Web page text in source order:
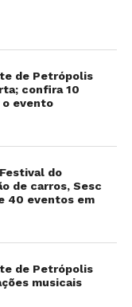
de Petrópolis
confira 10
o evento
do
de carros, Sesc
40 eventos em
de Petrópolis
musicais